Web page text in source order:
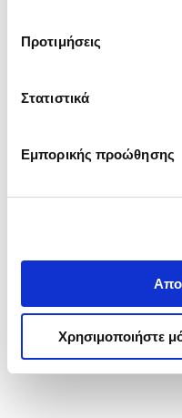
Προτιμήσεις
Στατιστικά
Εμπορικής προώθησης
Χρησιμοποιήστε